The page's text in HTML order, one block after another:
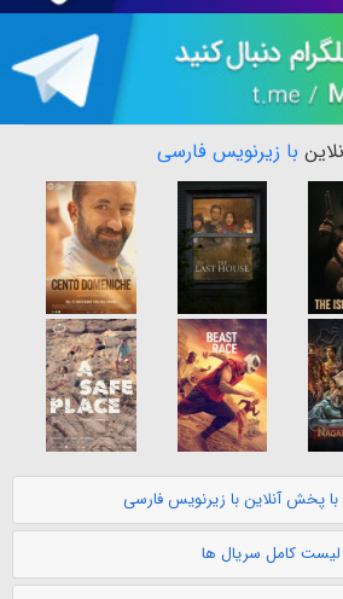
با زیرنویس فارسی
پخش آنلاین با زیرنویس فارسی
لیست کامل سریال ها